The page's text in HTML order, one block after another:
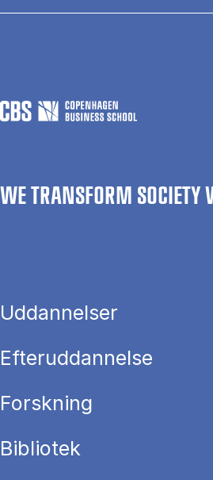
WE TRANSFORM SOCIETY
Uddannelser
Efteruddannelse
Forskning
Bibliotek